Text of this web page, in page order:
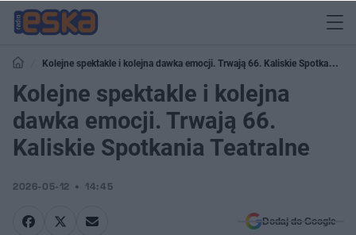
Kolejne spektakle i kolejna dawka emocji. Trwają 66. Kaliskie Spotkania
Teatralne
Kolejne spektakle i kolejna
dawka emocji. Trwają 66.
Kaliskie Spotkania Teatralne
2026-05-12 14:45
Dodaj do Google